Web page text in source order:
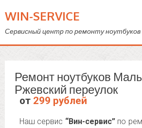
WIN-SERVICE
Сервисный центр по ремонту ноутбуков
Ремонт ноутбуков
Ржевский переулок
от 299 рублей
Наш сервис “Вин-сервис”по